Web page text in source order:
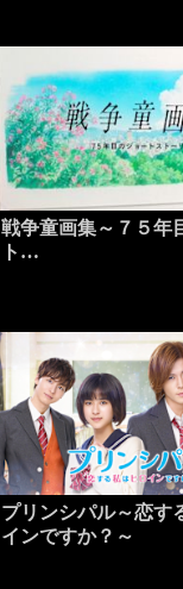
戦争童画集～７５年
ト…
プリンシパル～恋す
インですか？～